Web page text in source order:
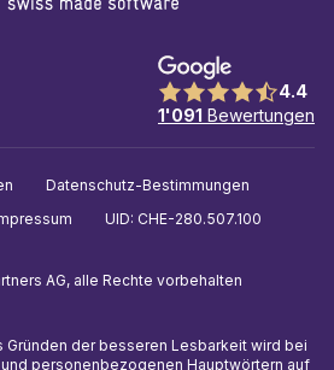
4.4
1'091 Bewertungen
Datenschutz-Bestimmungen
UID: CHE-280.507.100
AG, alle Rechte vorbehalten
Gründen der besseren Lesbarkeit wird bei
personenbezogenen Hauptwörtern auf